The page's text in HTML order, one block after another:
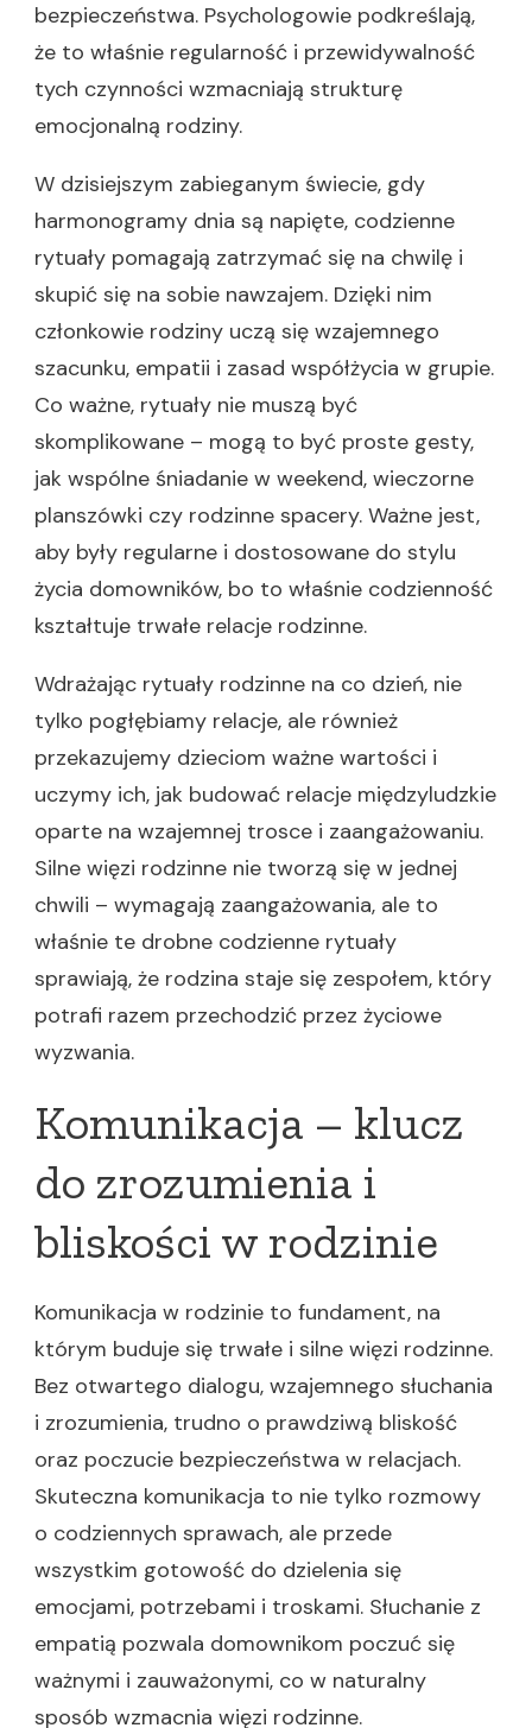
bezpieczeństwa. Psychologowie podkreślają,
że to właśnie regularność i przewidywalność
tych czynności wzmacniają strukturę
emocjonalną rodziny.
W dzisiejszym zabieganym świecie, gdy
harmonogramy dnia są napięte, codzienne
rytuały pomagają zatrzymać się na chwilę i
skupić się na sobie nawzajem. Dzięki nim
członkowie rodziny uczą się wzajemnego
szacunku, empatii i zasad współżycia w grupie.
Co ważne, rytuały nie muszą być
skomplikowane – mogą to być proste gesty,
jak wspólne śniadanie w weekend, wieczorne
planszówki czy rodzinne spacery. Ważne jest,
aby były regularne i dostosowane do stylu
życia domowników, bo to właśnie codzienność
kształtuje trwałe relacje rodzinne.
Wdrażając rytuały rodzinne na co dzień, nie
tylko pogłębiamy relacje, ale również
przekazujemy dzieciom ważne wartości i
uczymy ich, jak budować relacje międzyludzkie
oparte na wzajemnej trosce i zaangażowaniu.
Silne więzi rodzinne nie tworzą się w jednej
chwili – wymagają zaangażowania, ale to
właśnie te drobne codzienne rytuały
sprawiają, że rodzina staje się zespołem, który
potrafi razem przechodzić przez życiowe
wyzwania.
Komunikacja – klucz
do zrozumienia i
bliskości w rodzinie
Komunikacja w rodzinie to fundament, na
którym buduje się trwałe i silne więzi rodzinne.
Bez otwartego dialogu, wzajemnego słuchania
i zrozumienia, trudno o prawdziwą bliskość
oraz poczucie bezpieczeństwa w relacjach.
Skuteczna komunikacja to nie tylko rozmowy
o codziennych sprawach, ale przede
wszystkim gotowość do dzielenia się
emocjami, potrzebami i troskami. Słuchanie z
empatią pozwala domownikom poczuć się
ważnymi i zauważonymi, co w naturalny
sposób wzmacnia więzi rodzinne.